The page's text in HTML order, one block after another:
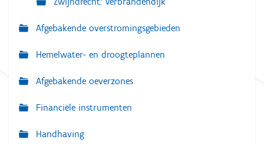
Afgebakende overstromingsgebieden
Hemelwater- en droogteplannen
Afgebakende oeverzones
Financiële instrumenten
Handhaving